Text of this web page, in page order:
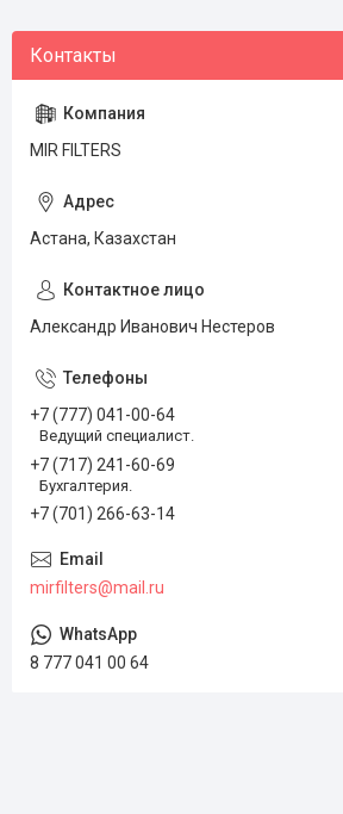
MIR FILTERS
Астана, Казахстан
Александр Иванович Нестеров
+7 (777) 041-00-64
Ведущий специалист.
+7 (717) 241-60-69
Бухгалтерия.
+7 (701) 266-63-14
mirfilters@mail.ru
8 777 041 00 64